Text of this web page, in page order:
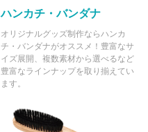
ハンカチ・バンダナ
オリジナルグッズ制作ならハンカ
チ・バンダナがオススメ！豊富なサ
イズ展開、複数素材から選べるなど
豊富なラインナップを取り揃えてい
ます。